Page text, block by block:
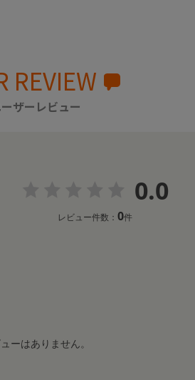
REVIEW
ザーレビュー
0.0
レビュー件数： 0件
ーはありません。